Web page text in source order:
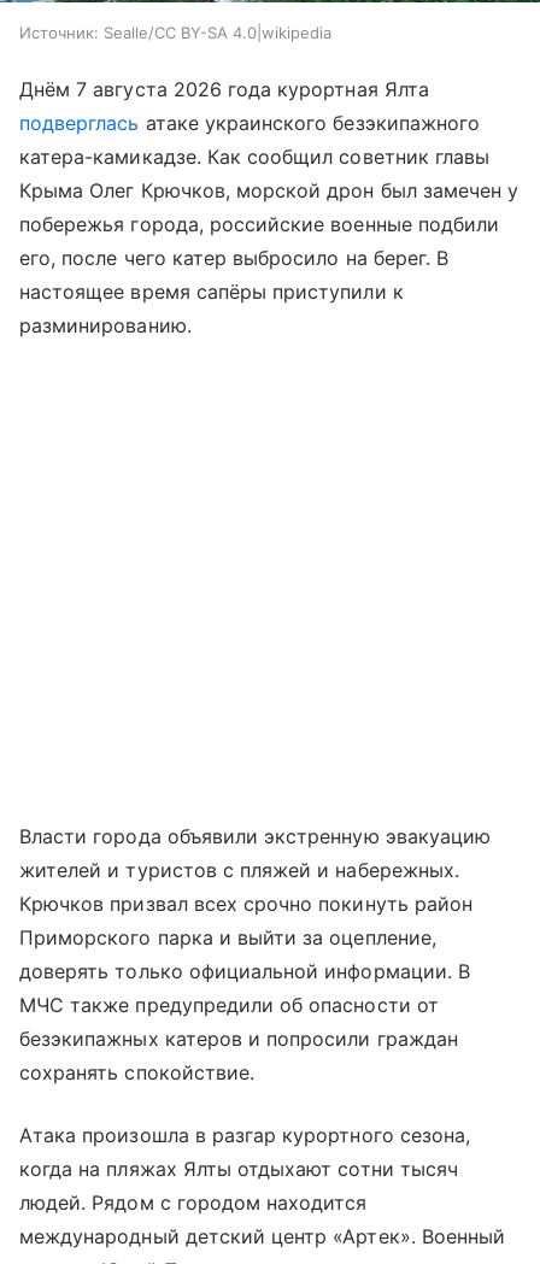
Источник: Sealle/CC BY-SA 4.0|wikipedia
Днём 7 августа 2026 года курортная Ялта
подверглась атаке украинского безэкипажного
катера-камикадзе. Как сообщил советник главы
Крыма Олег Крючков, морской дрон был замечен у
побережья города, российские военные подбили
его, после чего катер выбросило на берег. В
настоящее время сапёры приступили к
разминированию.
Власти города объявили экстренную эвакуацию
жителей и туристов с пляжей и набережных.
Крючков призвал всех срочно покинуть район
Приморского парка и выйти за оцепление,
доверять только официальной информации. В
МЧС также предупредили об опасности от
безэкипажных катеров и попросили граждан
сохранять спокойствие.
Атака произошла в разгар курортного сезона,
когда на пляжах Ялты отдыхают сотни тысяч
людей. Рядом с городом находится
международный детский центр «Артек». Военный